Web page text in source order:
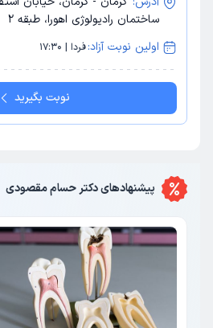
ساختمان رادیولوژی اهورا، طبقه 2
اولین نوبت آزاد:فردا | 17:30
نوبت بگیرید
پیشنهاد‌هایدکتر حسام مقصودی